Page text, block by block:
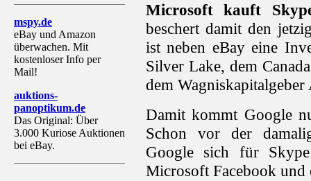
Microsoft kauft
beschert damit den
ist neben eBay eine
Silver Lake, dem
dem
Damit kommt Google
Schon vor der
Google sich für
Microsoft Facebook und
mspy.de
eBay und Amazon
überwachen. Mit
kostenloser Info per
Mail!
auktions-
panoptikum.de
Das Original: Über
3.000 Kuriose Auktionen
bei eBay.